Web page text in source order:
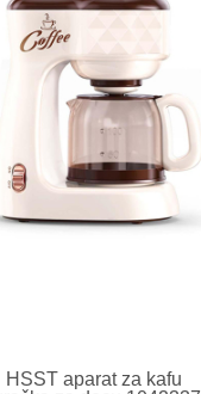
HSST aparat za kafu